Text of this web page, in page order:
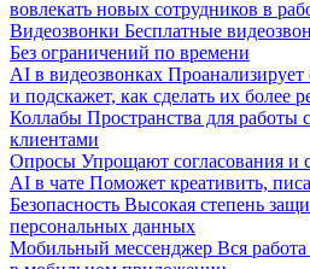
вовлекать новых сотрудников в
Видеозвонки Бесплатные
Без ограничений по времени
AI в видеозвонках
и подскажет, как сделать их более
Коллабы Пространства для
клиентами
Опросы Упрощают согласования и
AI в чате Поможет креативить,
Безопасность Высокая степень
персональных данных
Мобильный мессенджер Вся